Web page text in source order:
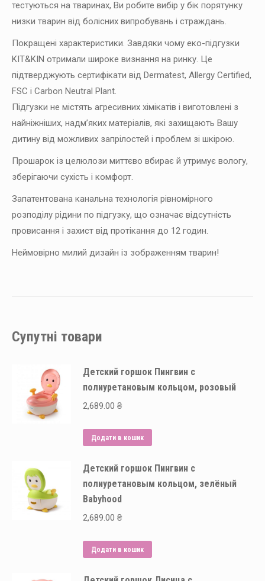
тестуються на тваринах, Ви робите вибір у бік порятунку
низки тварин від болісних випробувань і страждань.
Покращені характеристики. Завдяки чому еко-підгузки
KIT&KIN отримали широке визнання на ринку. Це
підтверджують сертифікати від Dermatest, Allergy Certified,
FSC і Carbon Neutral Plant.
Підгузки не містять агресивних хімікатів і виготовлені з
найніжніших, надм’яких матеріалів, які захищають Вашу
дитину від можливих запрілостей і проблем зі шкірою.
Прошарок із целюлози миттєво вбирає й утримує вологу,
зберігаючи сухість і комфорт.
Запатентована канальна технологія рівномірного
розподілу рідини по підгузку, що означає відсутність
провисання і захист від протікання до 12 годин.
Неймовірно милий дизайн із зображенням тварин!
Супутні товари
Детский горшок Пингвин с
полиуретановым кольцом, розовый
2,689.00 ₴
Додати в кошик
Детский горшок Пингвин с
полиуретановым кольцом, зелёный
Babyhood
2,689.00 ₴
Додати в кошик